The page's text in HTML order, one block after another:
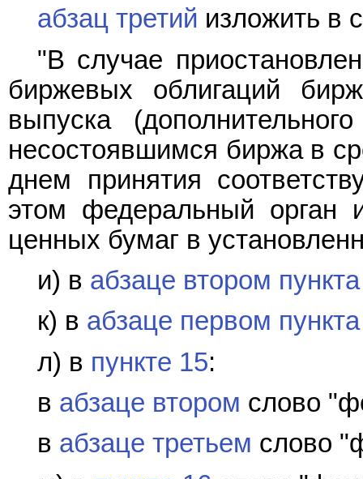
абзац третий изложить в
"В случае
биржевых облигаций
выпуска
несостоявшимся биржа в
днем принятия
этом федеральный орган
ценных бумаг в
и) в абзаце втором
к) в абзаце первом
л) в пункте 15:
в абзаце втором слово
в абзаце третьем слово